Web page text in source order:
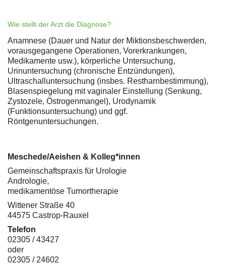
Wie stellt der Arzt die Diagnose?
Anamnese (Dauer und Natur der Miktionsbeschwerden,
vorausgegangene Operationen, Vorerkrankungen,
Medikamente usw.), körperliche Untersuchung,
Urinuntersuchung (chronische Entzündungen),
Ultraschalluntersuchung (insbes. Restharnbestimmung),
Blasenspiegelung mit vaginaler Einstellung (Senkung,
Zystozele, Östrogenmangel), Urodynamik
(Funktionsuntersuchung) und ggf.
Röntgenuntersuchungen.
Meschede/Aeishen & Kolleg*innen
Gemeinschaftspraxis für Urologie
Andrologie,
medikamentöse Tumortherapie
Wittener Straße 40
44575 Castrop-Rauxel
Telefon
02305 / 43427
oder
02305 / 24602